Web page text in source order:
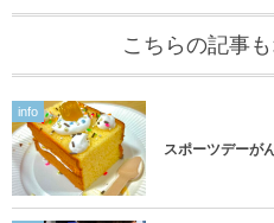
こちらの記事
info
スポーツデーが